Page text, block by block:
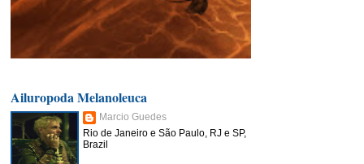
Ailuropoda Melanoleuca
Marcio Guedes
Rio de Janeiro e São Paulo, RJ e SP,
Brazil